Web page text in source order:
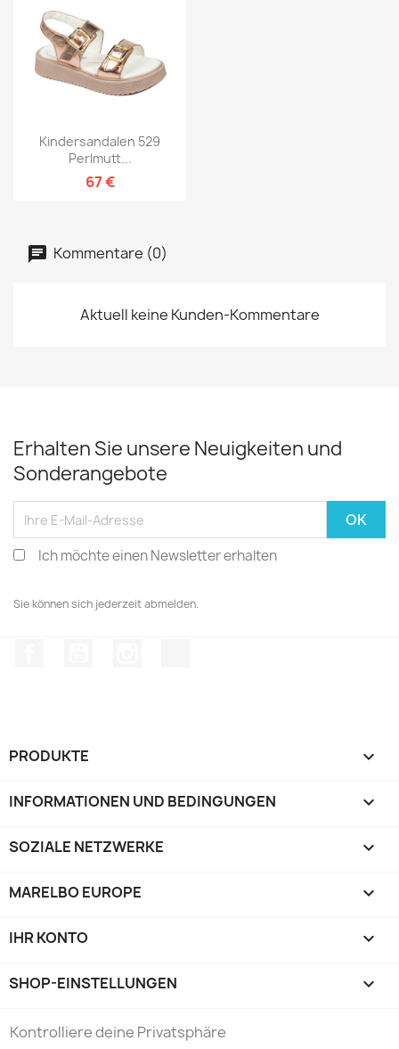
Kindersandalen 529
Perlmutt...
67 €
Kommentare (0)
Aktuell keine Kunden-Kommentare
Erhalten Sie unsere Neuigkeiten und
Sonderangebote
Ich möchte einen Newsletter erhalten
Sie können sich jederzeit abmelden.
PRODUKTE 
INFORMATIONEN UND BEDINGUNGEN 
SOZIALE NETZWERKE 
MARELBO EUROPE 
IHR KONTO 
SHOP-EINSTELLUNGEN keyboard_arrow_down
Kontrolliere deine Privatsphäre